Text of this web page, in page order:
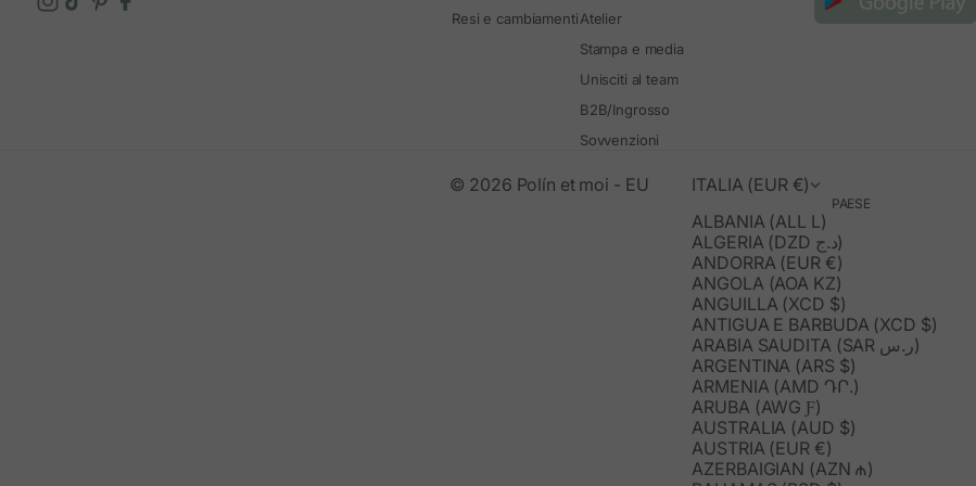
Resi e cambiamentiAtelier
Stampa e media
Unisciti al team
B2B/Ingrosso
Sovvenzioni
ITALIA (EUR €)
PAESE
ALBANIA (ALL L)
ALGERIA (DZD د.ج)
ANDORRA (EUR €)
ANGOLA (AOA KZ)
ANGUILLA (XCD $)
ANTIGUA E BARBUDA (XCD $)
ARABIA SAUDITA (SAR ر.س)
ARGENTINA (ARS $)
ARMENIA (AMD ԴՐ.)
ARUBA (AWG Ƒ)
AUSTRALIA (AUD $)
AUSTRIA (EUR €)
AZERBAIGIAN (AZN ₼)
© 2026 Polín et moi - EU